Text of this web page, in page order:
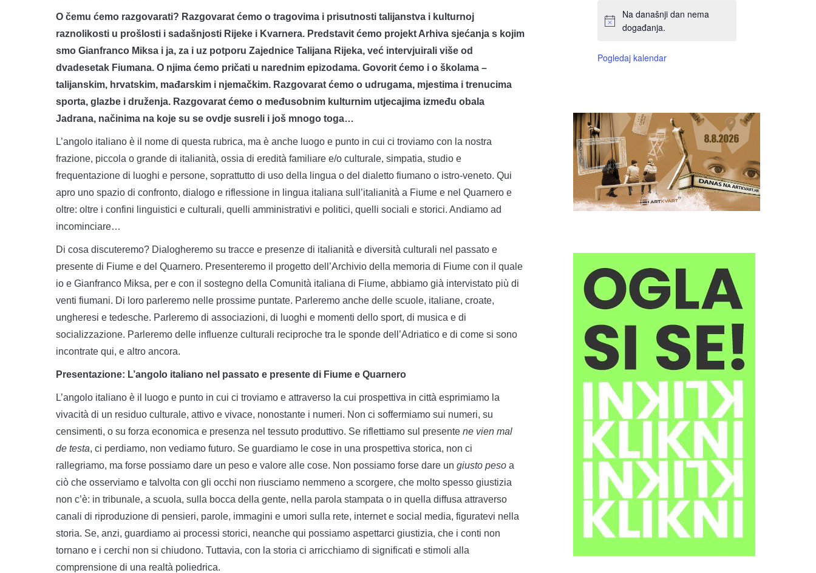
O čemu ćemo razgovarati? Razgovarat ćemo o tragovima i prisutnosti talijanstva i kulturnoj
raznolikosti u prošlosti i sadašnjosti Rijeke i Kvarnera. Predstavit ćemo projekt Arhiva sjećanja s kojim
smo Gianfranco Miksa i ja, za i uz potporu Zajednice Talijana Rijeka, već intervjuirali više od
dvadesetak Fiumana. O njima ćemo pričati u narednim epizodama. Govorit ćemo i o školama –
talijanskim, hrvatskim, mađarskim i njemačkim. Razgovarat ćemo o udrugama, mjestima i trenucima
sporta, glazbe i druženja. Razgovarat ćemo o međusobnim kulturnim utjecajima između obala
Jadrana, načinima na koje su se ovdje susreli i još mnogo toga…
L’angolo italiano è il nome di questa rubrica, ma è anche luogo e punto in cui ci troviamo con la nostra
frazione, piccola o grande di italianità, ossia di eredità familiare e/o culturale, simpatia, studio e
frequentazione di luoghi e persone, soprattutto di uso della lingua o del dialetto fiumano o istro-veneto. Qui
apro uno spazio di confronto, dialogo e riflessione in lingua italiana sull’italianità a Fiume e nel Quarnero e
oltre: oltre i confini linguistici e culturali, quelli amministrativi e politici, quelli sociali e storici. Andiamo ad
incominciare…
Di cosa discuteremo? Dialogheremo su tracce e presenze di italianità e diversità culturali nel passato e
presente di Fiume e del Quarnero. Presenteremo il progetto dell’Archivio della memoria di Fiume con il quale
io e Gianfranco Miksa, per e con il sostegno della Comunità italiana di Fiume, abbiamo già intervistato più di
venti fiumani. Di loro parleremo nelle prossime puntate. Parleremo anche delle scuole, italiane, croate,
ungheresi e tedesche. Parleremo di associazioni, di luoghi e momenti dello sport, di musica e di
socializzazione. Parleremo delle influenze culturali reciproche tra le sponde dell’Adriatico e di come si sono
incontrate qui, e altro ancora.
Presentazione: L’angolo italiano nel passato e presente di Fiume e Quarnero
L’angolo italiano è il luogo e punto in cui ci troviamo e attraverso la cui prospettiva in città esprimiamo la
vivacità di un residuo culturale, attivo e vivace, nonostante i numeri. Non ci soffermiamo sui numeri, su
censimenti, o su forza economica e presenza nel tessuto produttivo. Se riflettiamo sul presente ne vien mal
de testa, ci perdiamo, non vediamo futuro. Se guardiamo le cose in una prospettiva storica, non ci
rallegriamo, ma forse possiamo dare un peso e valore alle cose. Non possiamo forse dare un giusto peso a
ciò che osserviamo e talvolta con gli occhi non riusciamo nemmeno a scorgere, che molto spesso giustizia
non c’è: in tribunale, a scuola, sulla bocca della gente, nella parola stampata o in quella diffusa attraverso
canali di riproduzione di pensieri, parole, immagini e umori sulla rete, internet e social media, figuratevi nella
storia. Se, anzi, guardiamo ai processi storici, neanche qui possiamo aspettarci giustizia, che i conti non
tornano e i cerchi non si chiudono. Tuttavia, con la storia ci arricchiamo di significati e stimoli alla
comprensione di una realtà poliedrica.
Na današnji dan nema
događanja.
Pogledaj kalendar